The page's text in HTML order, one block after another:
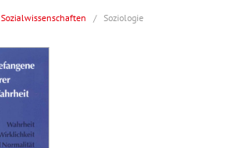
Sozialwissenschaften / Soziologie